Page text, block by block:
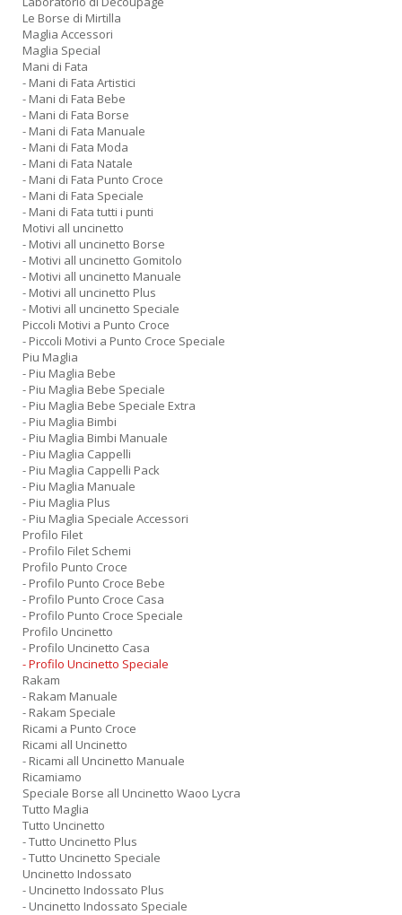
Le Borse di Mirtilla
Maglia Accessori
Maglia Special
Mani di Fata
- Mani di Fata Artistici
- Mani di Fata Bebe
- Mani di Fata Borse
- Mani di Fata Manuale
- Mani di Fata Moda
- Mani di Fata Natale
- Mani di Fata Punto Croce
- Mani di Fata Speciale
- Mani di Fata tutti i punti
Motivi all uncinetto
- Motivi all uncinetto Borse
- Motivi all uncinetto Gomitolo
- Motivi all uncinetto Manuale
- Motivi all uncinetto Plus
- Motivi all uncinetto Speciale
Piccoli Motivi a Punto Croce
- Piccoli Motivi a Punto Croce Speciale
Piu Maglia
- Piu Maglia Bebe
- Piu Maglia Bebe Speciale
- Piu Maglia Bebe Speciale Extra
- Piu Maglia Bimbi
- Piu Maglia Bimbi Manuale
- Piu Maglia Cappelli
- Piu Maglia Cappelli Pack
- Piu Maglia Manuale
- Piu Maglia Plus
- Piu Maglia Speciale Accessori
Profilo Filet
- Profilo Filet Schemi
Profilo Punto Croce
- Profilo Punto Croce Bebe
- Profilo Punto Croce Casa
- Profilo Punto Croce Speciale
Profilo Uncinetto
- Profilo Uncinetto Casa
- Profilo Uncinetto Speciale
Rakam
- Rakam Manuale
- Rakam Speciale
Ricami a Punto Croce
Ricami all Uncinetto
- Ricami all Uncinetto Manuale
Ricamiamo
Speciale Borse all Uncinetto Waoo Lycra
Tutto Maglia
Tutto Uncinetto
- Tutto Uncinetto Plus
- Tutto Uncinetto Speciale
Uncinetto Indossato
- Uncinetto Indossato Plus
- Uncinetto Indossato Speciale